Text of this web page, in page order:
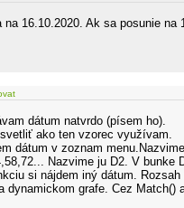
na 16.10.2020. Ak sa posunie na
dátum natvrdo (písem ho).
ako ten vzorec využívam.
dátum v zoznam
Nazvime ju D2. V bunke
si nájdem iný dátum.
dynamickom grafe. Cez Match()